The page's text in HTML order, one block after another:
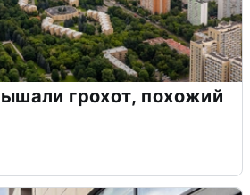
грохот, похожий